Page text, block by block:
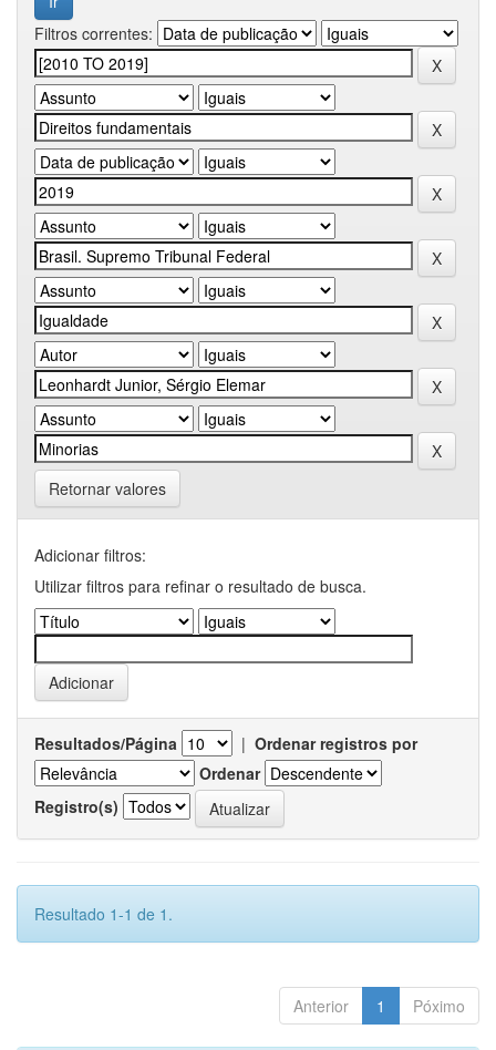
Filtros correntes:
Retornar valores
Adicionar filtros:
Utilizar filtros para refinar o resultado de busca.
Resultados/Página | Ordenar registros por
Ordenar
Registro(s)
Resultado 1-1 de 1.
Anterior 1 Póximo